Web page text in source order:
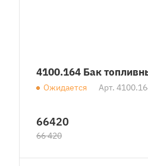
4100.164 Бак
Ожидается Арт.
66420
66 420